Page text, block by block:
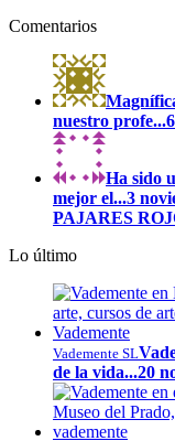
Comentarios
nuestro profe...
Ha sido
mejor el...3
PAJARES
Lo último
Vademente SL
de la vida...20